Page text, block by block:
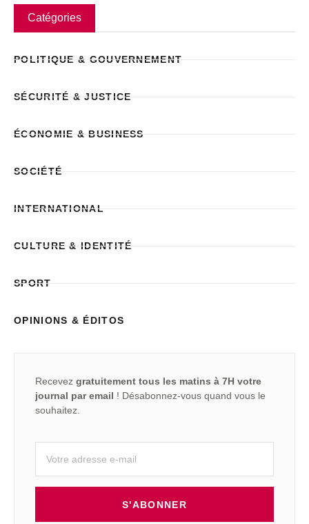
Catégories
POLITIQUE & GOUVERNEMENT
SÉCURITÉ & JUSTICE
ÉCONOMIE & BUSINESS
SOCIÉTÉ
INTERNATIONAL
CULTURE & IDENTITÉ
SPORT
OPINIONS & ÉDITOS
Recevez gratuitement tous les matins à 7H votre
journal par email ! Désabonnez-vous quand vous le
souhaitez.
S'ABONNER